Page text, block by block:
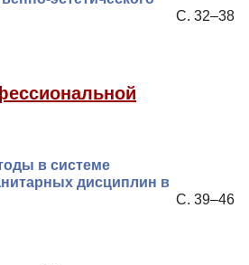
С. 32–38
в системе
дисциплин в
С. 39–46